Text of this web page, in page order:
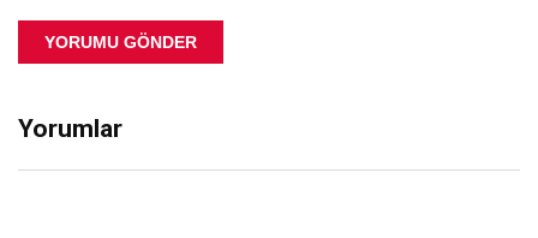
YORUMU GÖNDER
Yorumlar